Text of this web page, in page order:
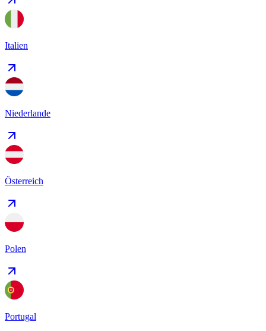
Italien
Niederlande
Österreich
Polen
Portugal